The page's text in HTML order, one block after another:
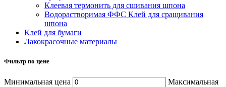
Клеевая термонить для сшивания шпона
Водорастворимая ФФС Клей для сращивания
шпона
Клей для бумаги
Лакокрасочные материалы
Фильтр по цене
Минимальная цена
Максимальная